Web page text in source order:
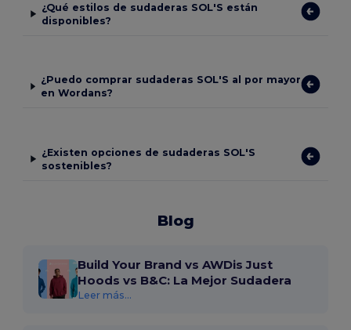
¿Qué estilos de sudaderas SOL'S están
disponibles?
¿Puedo comprar sudaderas SOL'S al por mayor
en Wordans?
¿Existen opciones de sudaderas SOL'S
sostenibles?
Blog
Build Your Brand vs AWDis Just
Hoods vs B&C: La Mejor Sudadera
Leer más...